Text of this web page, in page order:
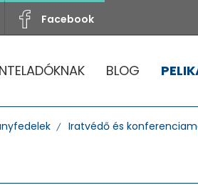
Facebook
BLOG
Iratvédő és